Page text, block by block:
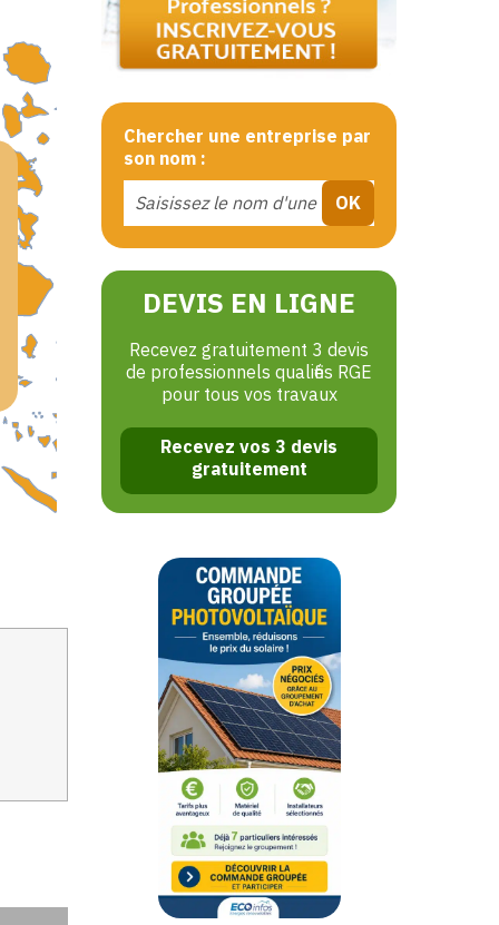
Chercher une entreprise par
son nom :
DEVIS EN LIGNE
Recevez gratuitement 3 devis
de professionnels qualifiés RGE
pour tous vos travaux
Recevez vos 3 devis
gratuitement